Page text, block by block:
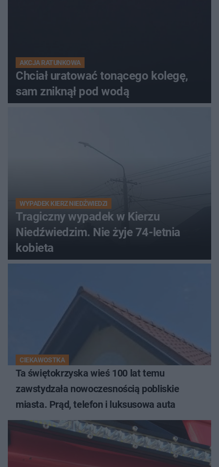
AKCJA RATUNKOWA
Chciał uratować tonącego kolegę,
sam zniknął pod wodą
WYPADEK KIERZ NIEDŹWIEDZI
Tragiczny wypadek w Kierzu
Niedźwiedzim. Nie żyje 74-letnia
kobieta
CIEKAWOSTKA
Ta świętokrzyska wieś 100 lat temu
zawstydzała nowoczesnością pobliskie
miasta. Prąd, telefon i luksusowa auta